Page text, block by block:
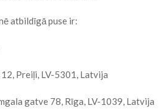
atbildīgā puse ir:
Preiļi, LV-5301, Latvija
gatve 78, Rīga, LV-1039, Latvija